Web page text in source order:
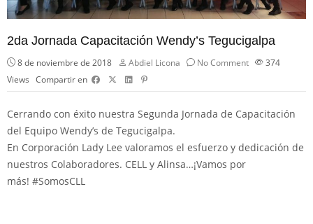
2da Jornada Capacitación Wendy’s Tegucigalpa
8 de noviembre de 2018 Abdiel Licona No Comment
374
Views Compartir en
Cerrando con éxito nuestra Segunda Jornada de Capacitación
del Equipo Wendy’s de Tegucigalpa.
En Corporación Lady Lee valoramos el esfuerzo y dedicación de
nuestros Colaboradores. CELL y Alinsa…¡Vamos por
más! #SomosCLL